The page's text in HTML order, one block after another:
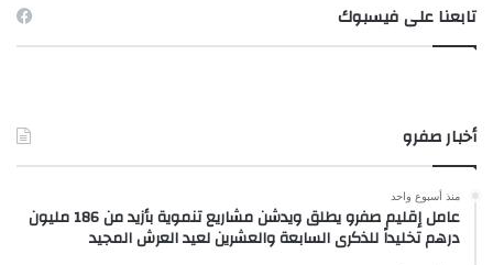
تابعنا على فيسبوك
أخبار صفرو
منذ أسبوع واحد
عامل إقليم صفرو يطلق ويدشن مشاريع تنموية بأزيد من 186 مليون
درهم تخليداً للذكرى السابعة والعشرين لعيد العرش المجيد